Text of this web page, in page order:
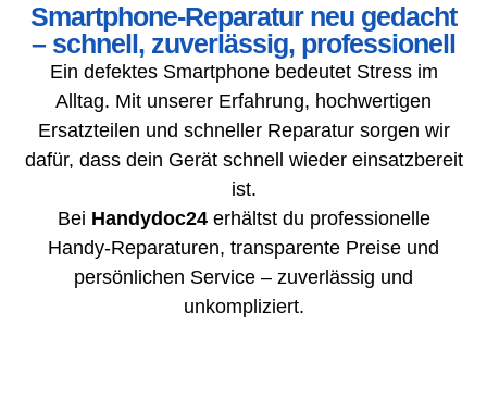
Smartphone-Reparatur neu gedacht
– schnell, zuverlässig, professionell
Ein defektes Smartphone bedeutet Stress im
Alltag. Mit unserer Erfahrung, hochwertigen
Ersatzteilen und schneller Reparatur sorgen wir
dafür, dass dein Gerät schnell wieder einsatzbereit
ist.
Bei Handydoc24erhältst du professionelle
Handy-Reparaturen, transparente Preise und
persönlichen Service – zuverlässig und
unkompliziert.